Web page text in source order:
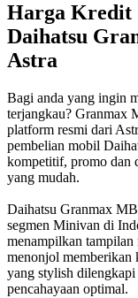
Harga
Daihatsu
Astra
Bagi anda yang ingin
terjangkau? Granmax
platform resmi dari
pembelian mobil
kompetitif, promo dan
yang mudah.
Daihatsu Granmax
segmen Minivan di
menampilkan
menonjol memberikan
yang stylish
pencahayaan optimal.